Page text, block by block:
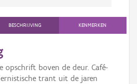
BESCHRIJVING KENMERKEN
opschrift boven de deur. Café-
trant uit de jaren